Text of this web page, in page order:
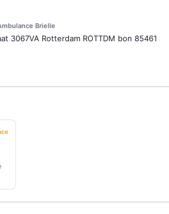
Brielle
3067VA Rotterdam ROTTDM bon 85461